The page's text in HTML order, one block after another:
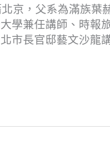
京，父系為滿族
學兼任講師、時報
市長官邸藝文沙龍